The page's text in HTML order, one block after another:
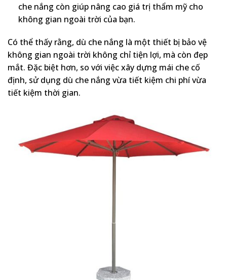
che nắng còn giúp nâng cao giá trị thẩm mỹ cho
không gian ngoài trời của bạn.
Có thể thấy rằng, dù che nắng là một thiết bị bảo vệ
không gian ngoài trời không chỉ tiện lợi, mà còn đẹp
mắt. Đặc biệt hơn, so với việc xây dựng mái che cố
định, sử dụng dù che nắng vừa tiết kiệm chi phí vừa
tiết kiệm thời gian.